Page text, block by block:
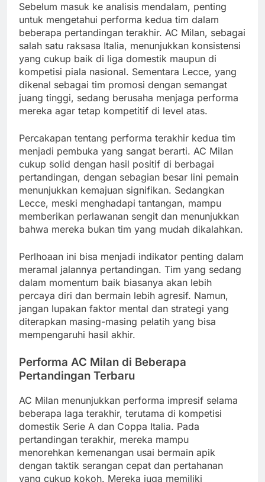
Sebelum masuk ke analisis mendalam, penting
untuk mengetahui performa kedua tim dalam
beberapa pertandingan terakhir. AC Milan, sebagai
salah satu raksasa Italia, menunjukkan konsistensi
yang cukup baik di liga domestik maupun di
kompetisi piala nasional. Sementara Lecce, yang
dikenal sebagai tim promosi dengan semangat
juang tinggi, sedang berusaha menjaga performa
mereka agar tetap kompetitif di level atas.
Percakapan tentang performa terakhir kedua tim
menjadi pembuka yang sangat berarti. AC Milan
cukup solid dengan hasil positif di berbagai
pertandingan, dengan sebagian besar lini pemain
menunjukkan kemajuan signifikan. Sedangkan
Lecce, meski menghadapi tantangan, mampu
memberikan perlawanan sengit dan menunjukkan
bahwa mereka bukan tim yang mudah dikalahkan.
Perlhoaan ini bisa menjadi indikator penting dalam
meramal jalannya pertandingan. Tim yang sedang
dalam momentum baik biasanya akan lebih
percaya diri dan bermain lebih agresif. Namun,
jangan lupakan faktor mental dan strategi yang
diterapkan masing-masing pelatih yang bisa
mempengaruhi hasil akhir.
Performa AC Milan di Beberapa
Pertandingan Terbaru
AC Milan menunjukkan performa impresif selama
beberapa laga terakhir, terutama di kompetisi
domestik Serie A dan Coppa Italia. Pada
pertandingan terakhir, mereka mampu
menorehkan kemenangan usai bermain apik
dengan taktik serangan cepat dan pertahanan
yang cukup kokoh. Mereka juga memiliki